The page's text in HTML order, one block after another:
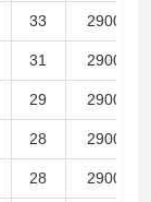
33 2900
31 2900
29 2900
28 2900
28 2900